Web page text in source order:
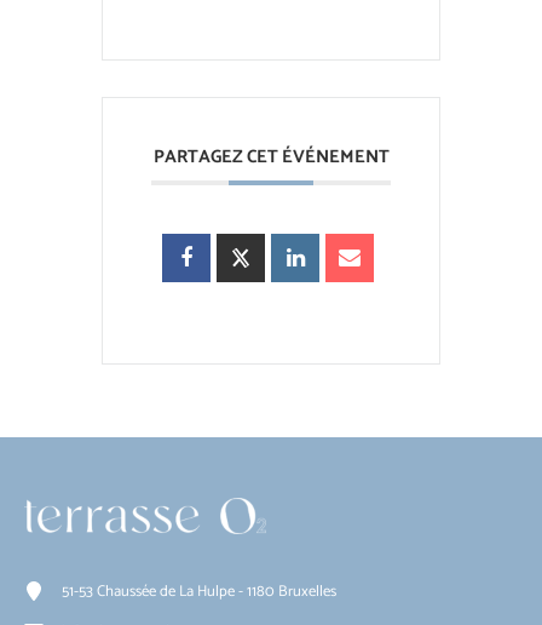
PARTAGEZ CET ÉVÉNEMENT
51-53 Chaussée de La Hulpe - 1180 Bruxelles